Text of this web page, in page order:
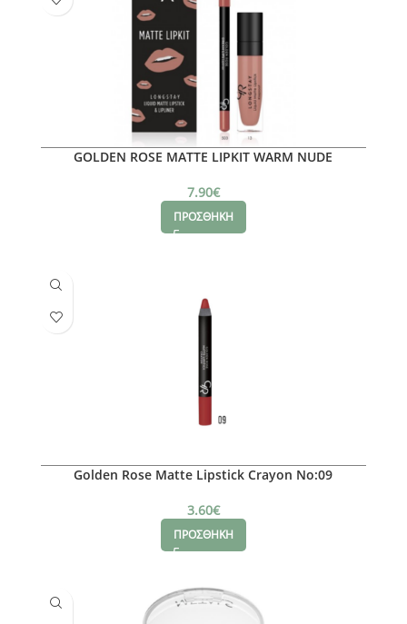
GOLDEN ROSE MATTE LIPKIT WARM NUDE
7.90€
ΠΡΟΣΘΗΚΗ
Golden Rose Matte Lipstick Crayon No:09
3.60€
ΠΡΟΣΘΗΚΗ